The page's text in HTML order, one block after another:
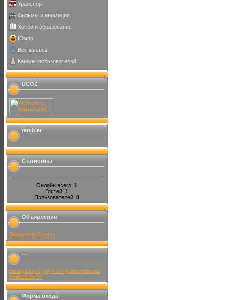
Транспорт
Фильмы и анимация
Хобби и образование
Юмор
Все каналы
Каналы пользователей
UCOZ
rambler
Статистика
Онлайн всего: 1
Гостей: 1
Пользователей: 0
Объявления
Эвакуатор Сургут
...
Эвакуатор Сургут и грузоперевозки
83462900090
Форма входа